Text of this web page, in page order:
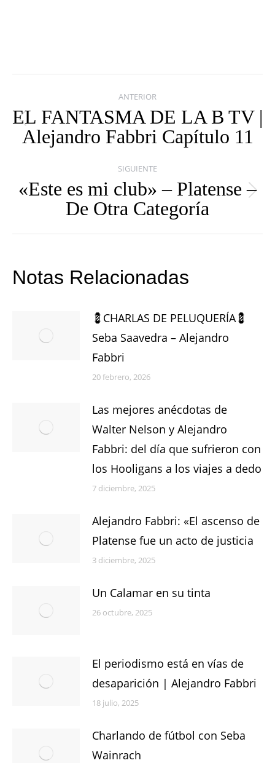
Navegación
entre
publicaciones
ANTERIOR
Publicación
anterior:
EL FANTASMA DE LA B TV |
Alejandro Fabbri Capítulo 11
SIGUIENTE
Publicación
siguiente:
«Este es mi club» – Platense –
De Otra Categoría
Notas Relacionadas
💈CHARLAS DE PELUQUERÍA💈
Seba Saavedra – Alejandro
Fabbri
20 febrero, 2026
Las mejores anécdotas de
Walter Nelson y Alejandro
Fabbri: del día que sufrieron con
los Hooligans a los viajes a dedo
7 diciembre, 2025
Alejandro Fabbri: «El ascenso de
Platense fue un acto de justicia
3 diciembre, 2025
Un Calamar en su tinta
26 octubre, 2025
El periodismo está en vías de
desaparición | Alejandro Fabbri
18 julio, 2025
Charlando de fútbol con Seba
Wainrach